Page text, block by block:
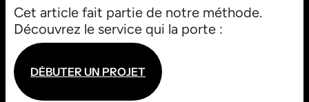
SITEWEB / PRINT
Cet article fait partie de notre méthode.
Découvrez le service qui la porte :
DÉBUTER UN PROJET